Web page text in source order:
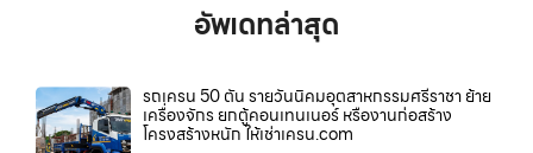
อัพเดทล่าสุด
รถเครน 50 ตัน รายวันนิคมอุตสาหกรรมศรีราชา ย้าย
เครื่องจักร ยกตู้คอนเทนเนอร์ หรืองานก่อสร้าง
โครงสร้างหนัก ให้เช่าเครน.com